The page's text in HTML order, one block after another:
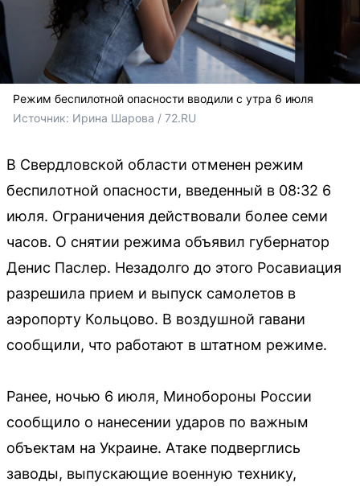
Режим беспилотной опасности вводили с утра 6 июля
Источник: Ирина Шарова / 72.RU
В Свердловской области отменен режим
беспилотной опасности, введенный в 08:32 6
июля. Ограничения действовали более семи
часов. О снятии режима объявил губернатор
Денис Паслер. Незадолго до этого Росавиация
разрешила прием и выпуск самолетов в
аэропорту Кольцово. В воздушной гавани
сообщили, что работают в штатном режиме.
Ранее, ночью 6 июля, Минобороны России
сообщило о нанесении ударов по важным
объектам на Украине. Атаке подверглись
заводы, выпускающие военную технику,